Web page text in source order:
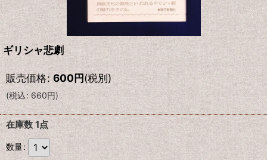
ギリシャ悲劇
販売価格: 600円(税別)
(税込: 660円)
在庫数 1点
数量: